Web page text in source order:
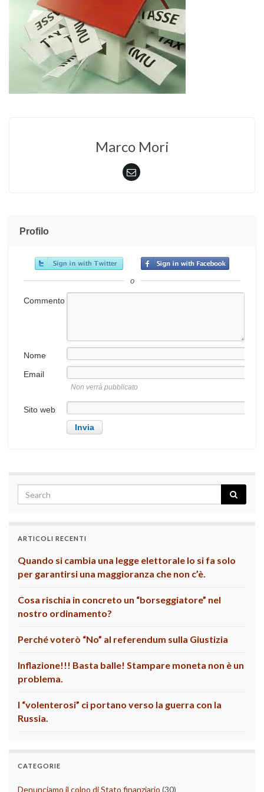
Marco Mori
Profilo
o
Commento
Nome
Email
Non verrà pubblicato
Sito web
ARTICOLI RECENTI
Quando si cambia una legge elettorale lo si fa solo
per garantirsi una maggioranza che non c’è.
Cosa rischia in concreto un “borseggiatore” nel
nostro ordinamento?
Perché voterò “No” al referendum sulla Giustizia
Inflazione!!! Basta balle! Stampare moneta non è un
problema.
I “volenterosi” ci portano verso la guerra con la
Russia.
CATEGORIE
Denunciamo il colpo di Stato finanziario (30)